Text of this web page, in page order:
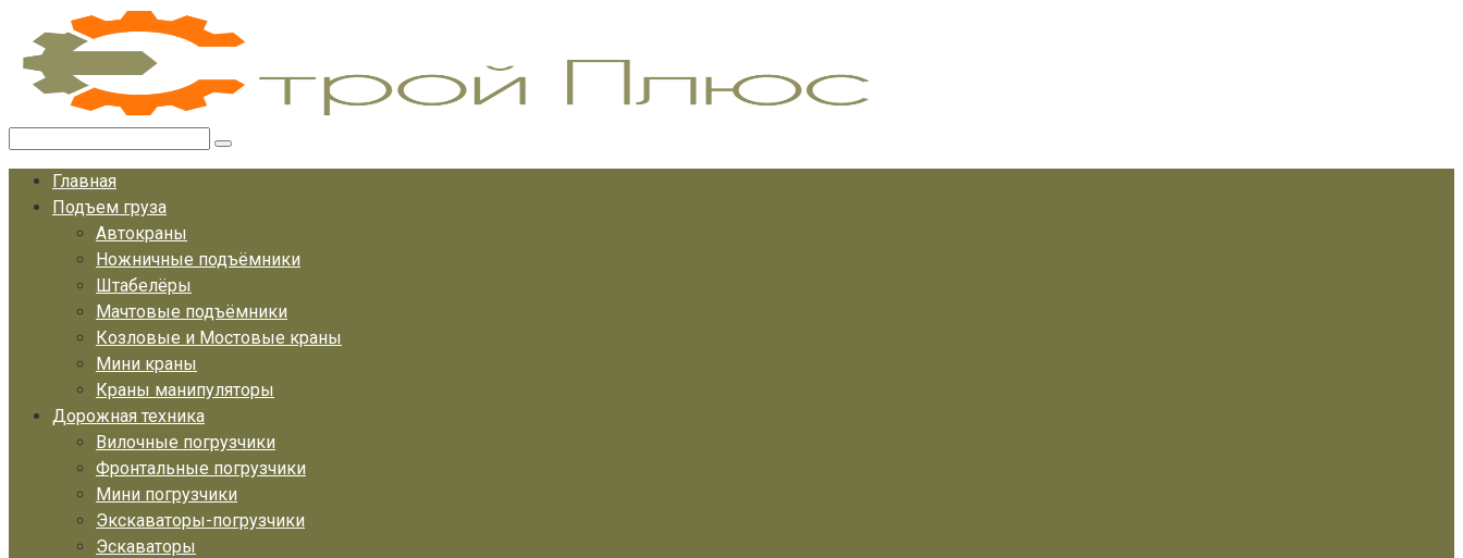
Перейти
контенту
Главная
Подъем груза
Автокраны
Ножничные подъёмники
Штабелёры
Мачтовые подъёмники
Козловые и Мостовые краны
Мини краны
Краны манипуляторы
Дорожная техника
Вилочные погрузчики
Фронтальные погрузчики
Мини погрузчики
Экскаваторы-погрузчики
Эскаваторы